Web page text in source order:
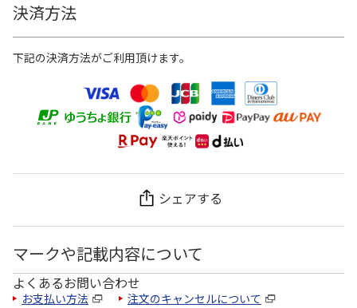
決済方法
下記の決済方法がご利用頂けます。
シェアする
マークや記載内容について
よくあるお問い合わせ
お支払い方法 注文のキャンセルについて